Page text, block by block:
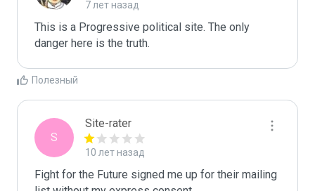
7 лет назад
This is a Progressive political site. The only
danger here is the truth.
Полезный
S
Site-rater
10 лет назад
Fight for the Future signed me up for their mailing